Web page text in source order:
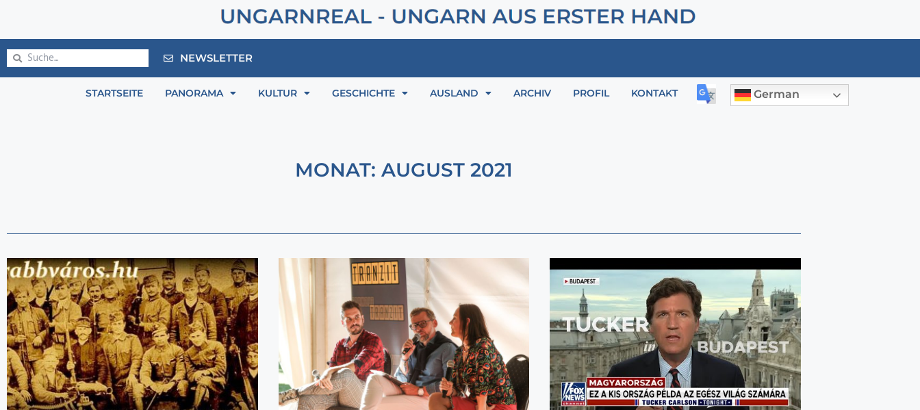
NEWSLETTER
STARTSEITE PANORAMA KULTUR GESCHICHTE AUSLAND ARCHIV PROFIL KONTAKT German
MONAT: AUGUST 2021